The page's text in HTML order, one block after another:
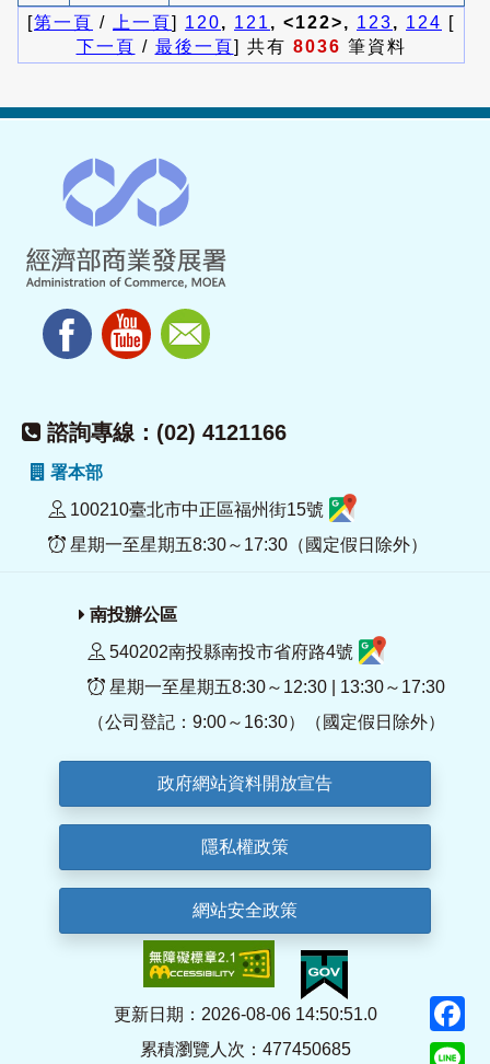
[第一頁 / 上一頁] 120, 121 , <122>, 123, 124 [
下一頁 / 最後一頁] 共有 8036 筆資料
諮詢專線：(02) 4121166
署本部
100210臺北市中正區福州街15號
星期一至星期五8:30～17:30（國定假日除外）
南投辦公區
540202南投縣南投市省府路4號
星期一至星期五8:30～12:30 | 13:30～17:30
（公司登記：9:00～16:30）（國定假日除外）
政府網站資料開放宣告
隱私權政策
網站安全政策
更新日期：2026-08-06 14:50:51.0
累積瀏覽人次：477450685